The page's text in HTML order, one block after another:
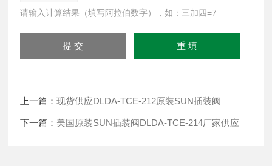
请输入计算结果（填写阿拉伯数字），如：三加四=7
上一篇：现货供应DLDA-TCE-212原装SUN插装阀
下一篇： 美国原装SUN插装阀DLDA-TCE-214厂家供应